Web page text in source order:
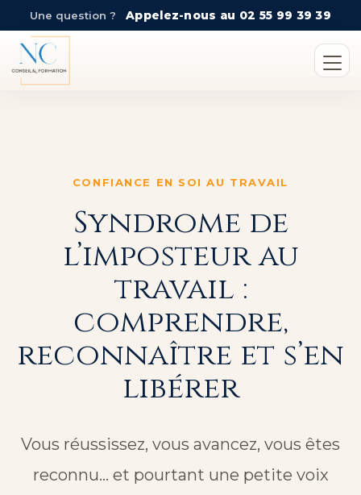
Une question ? Appelez-nous au 02 55 99 39 39
CONFIANCE EN SOI AU TRAVAIL
Syndrome de
l’imposteur au
travail :
comprendre,
reconnaître et s’en
libérer
Vous réussissez, vous avancez, vous êtes
reconnu… et pourtant une petite voix